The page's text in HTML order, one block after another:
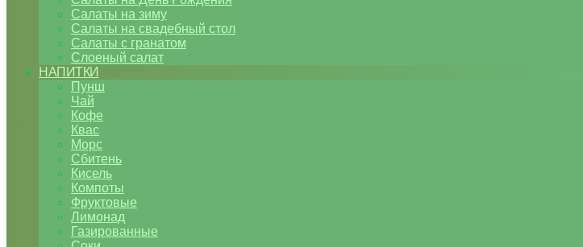
Салаты на зиму
Салаты на свадебный стол
Салаты с гранатом
Слоеный салат
НАПИТКИ
Пунш
Чай
Кофе
Квас
Морс
Сбитень
Кисель
Компоты
Фруктовые
Лимонад
Газированные